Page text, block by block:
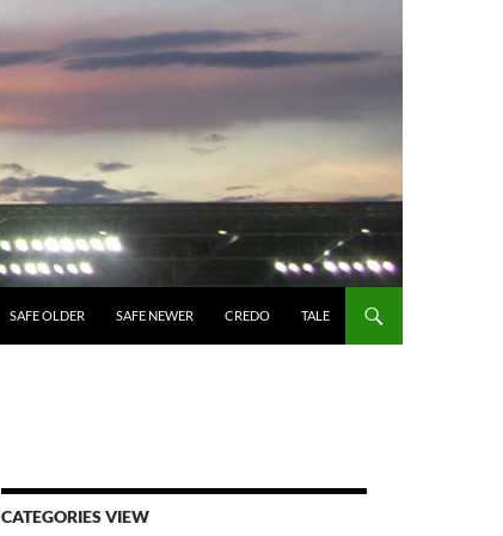
SAFE OLDER SAFE NEWER CREDO TALE
CATEGORIES VIEW